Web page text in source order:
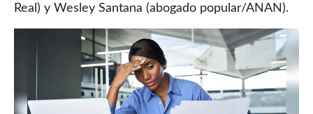
Real) y Wesley Santana (abogado popular/ANAN).